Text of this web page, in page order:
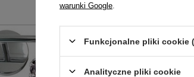
warunki Google
Funkcjonalne pliki cookie
Analityczne pliki cookie